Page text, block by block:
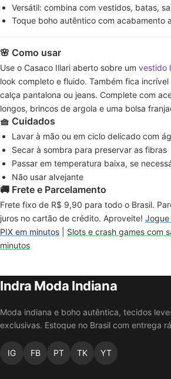
Versátil: combina com vestidos, batas,
Toque boho autêntico com acabamento
🌸 Como usar
Use o Casaco Illari aberto sobre um vestido
look completo e fluido. Também fica incrível
calça pantalona ou jeans. Complete com
longos, brincos de argola e uma bolsa
🧺 Cuidados
Lavar à mão ou em ciclo delicado com
Secar à sombra para preservar as fibras
Passar em temperatura baixa, se
Não usar alvejante
🚚 Frete e Parcelamento
Frete fixo de R$ 9,90 para todo o Brasil.
juros no cartão de crédito. Aproveite! Jogue
PIX em minutos
Slots e crash games com
minutos
Indra Moda Indiana
Moda indiana e boho autêntica, tecidos
exclusivas. Estoque no Brasil com entrega
IG FB PT TK YT